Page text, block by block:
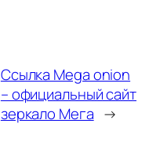
Ссылка Mega onion
– официальный сайт
зеркало Мега →